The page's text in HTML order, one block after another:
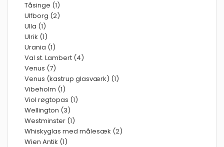
Tåsinge (1)
Ulfborg (2)
Ulla (1)
Ulrik (1)
Urania (1)
Val st. Lambert (4)
Venus (7)
Venus (kastrup glasværk) (1)
Vibeholm (1)
Viol røgtopas (1)
Wellington (3)
Westminster (1)
Whiskyglas med målesæk (2)
Wien Antik (1)